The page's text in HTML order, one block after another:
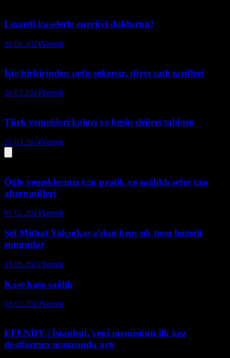
Lezzetli kaselerle enerjiyi doldurun!
28.06.2024Yemek
İşte birbirinden nefis şekersiz, diyet tatlı tarifleri
28.03.2024Yemek
Türk yemekleri kalori ve besin değeri tablosu
20.03.2024Yemek
Öğle yemekleriniz için pratik ve sağlıklı sefer tası
alternatifleri
05.02.2024Yemek
Şef Mithat Yalçınkaya'dan hem şık hem lezzetli
sunumlar
17.06.2021Yemek
Kase kase sağlık
08.02.2020Yemek
EFENDY | İstanbul, yeni menüsünü ilk kez
dostlarının masasında açtı